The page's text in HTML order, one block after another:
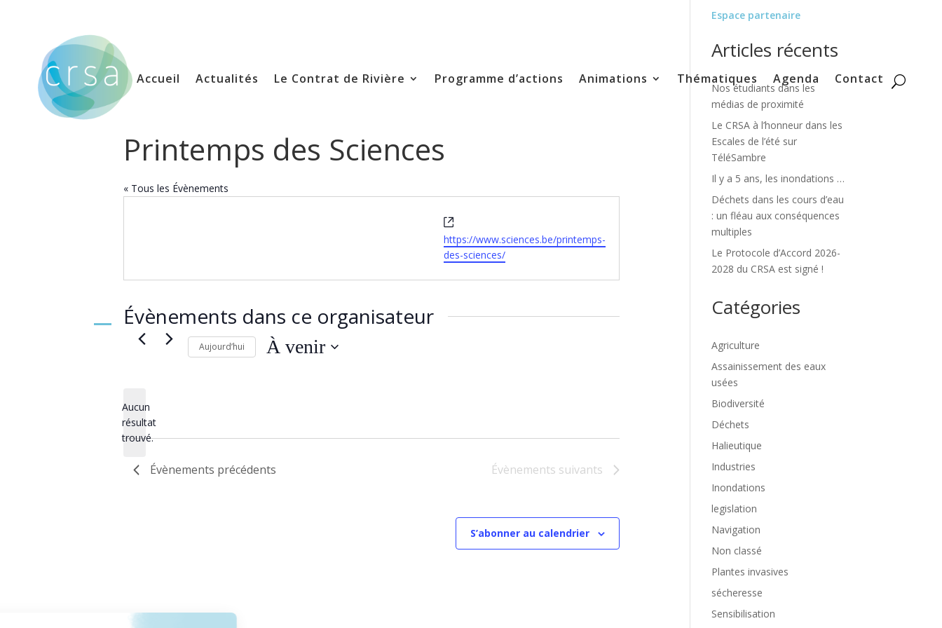
Espace partenaire
Accueil Actualités Le Contrat de Rivière Programme d’actions Animations Thématiques Agenda Contact
Printemps des Sciences
« Tous les Évènements
web
https://www.sciences.be/printemps-
des-sciences/
Évènements dans ce organisateur
Notice
Aucun
résultat
trouvé.
Aujourd’hui À venir
Évènements précédents Évènements suivants
S’abonner au calendrier
Articles récents
Nos étudiants dans les
médias de proximité
Le CRSA à l’honneur dans les
Escales de l’été sur
TéléSambre
Il y a 5 ans, les inondations …
Déchets dans les cours d’eau
: un fléau aux conséquences
multiples
Le Protocole d’Accord 2026-
2028 du CRSA est signé !
Catégories
Agriculture
Assainissement des eaux
usées
Biodiversité
Déchets
Halieutique
Industries
Inondations
legislation
Navigation
Non classé
Plantes invasives
sécheresse
Sensibilisation